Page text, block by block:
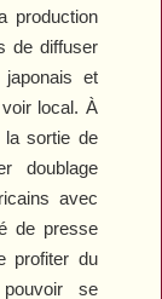
production
de diffuser
et
local. À
la sortie de
doublage
avec
de presse
profiter du
se